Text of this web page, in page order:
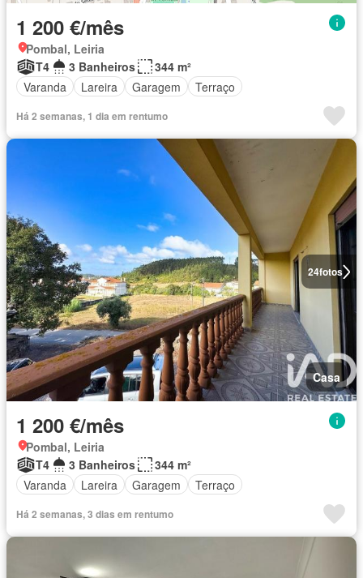
1 200 €/mês
Pombal, Leiria
T4
3 Banheiros
344 m²
Varanda
Lareira Garagem Terraço
Há 2 semanas, 1 dia em rentumo
24fotos
Casa
1 200 €/mês
Pombal, Leiria
T4
3 Banheiros
344 m²
Varanda
Lareira Garagem Terraço
Há 2 semanas, 3 dias em rentumo